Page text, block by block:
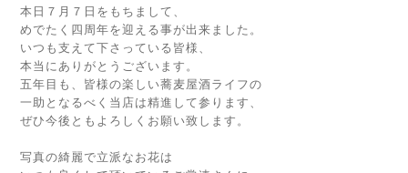
本日７月７日をもちまして、
めでたく四周年を迎える事が出来ました。
いつも支えて下さっている皆様、
本当にありがとうございます。
五年目も、皆様の楽しい蕎麦屋酒ライフの
一助となるべく当店は精進して参ります、
ぜひ今後ともよろしくお願い致します。
写真の綺麗で立派なお花は